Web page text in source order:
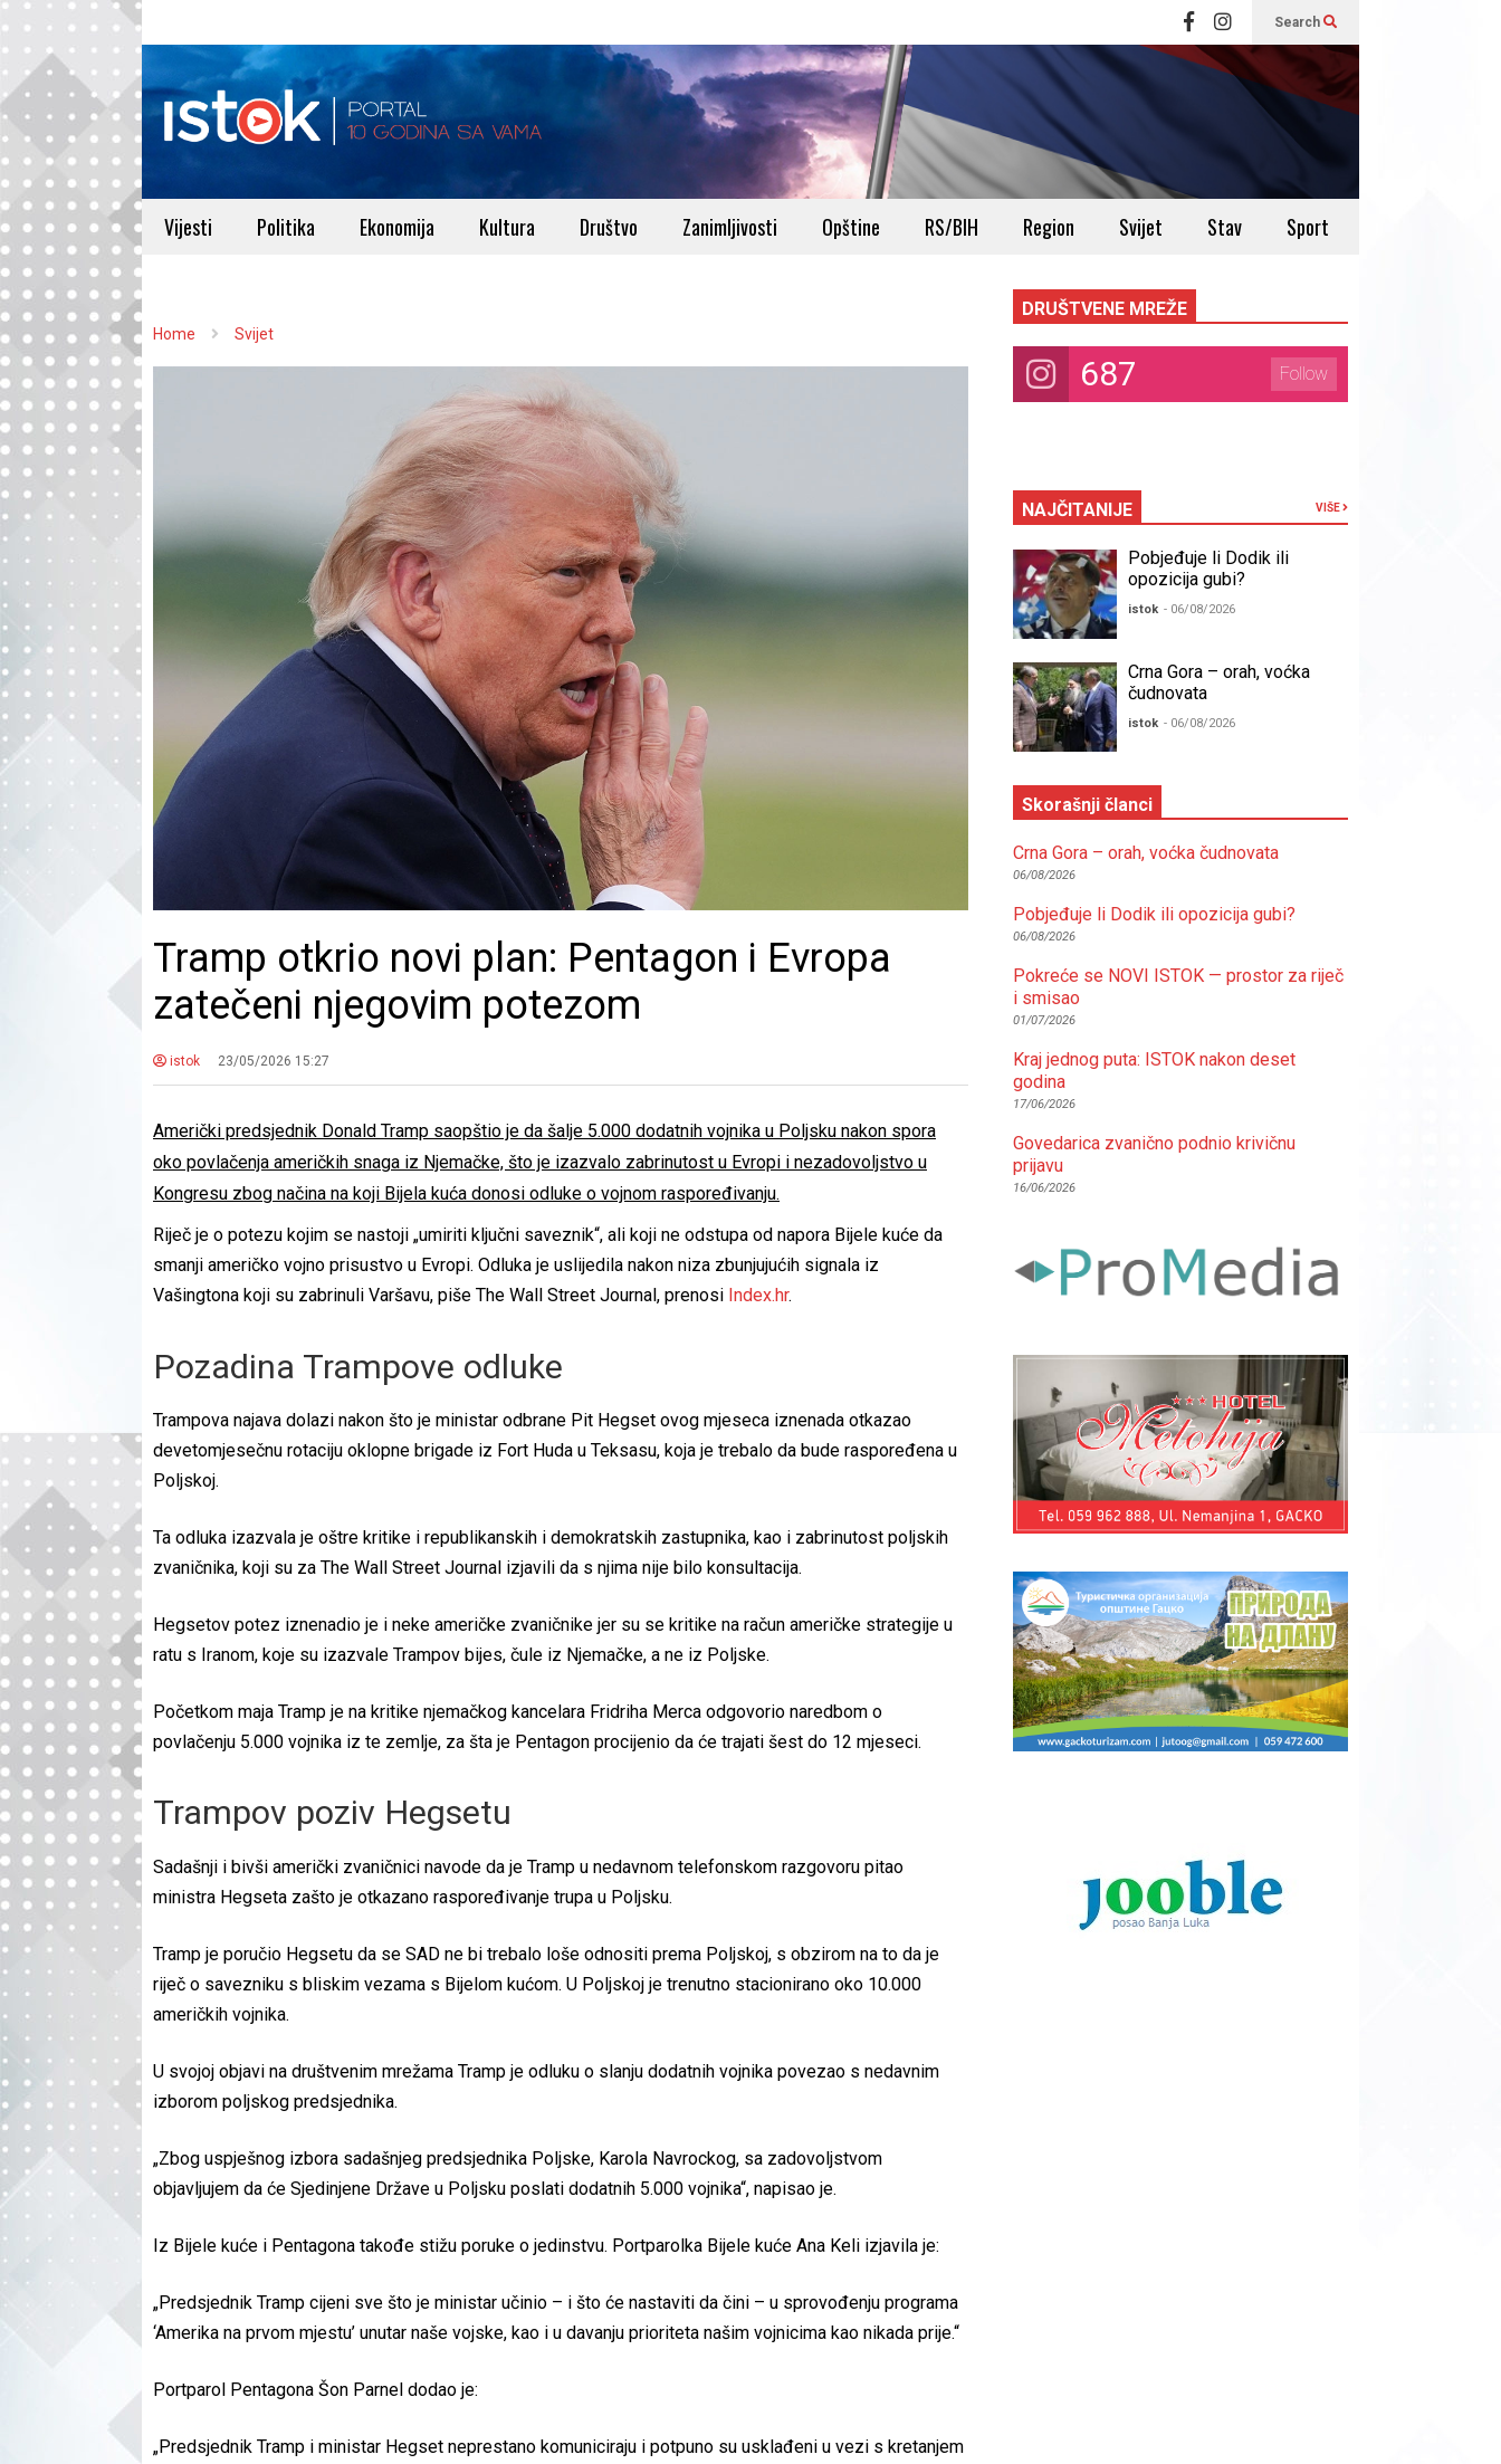
Search
Vijesti Politika Ekonomija Kultura Društvo Zanimljivosti Opštine RS/BIH Region Svijet Stav Sport
Home Svijet
Tramp otkrio novi plan: Pentagon i Evropa
zatečeni njegovim potezom
istok 23/05/2026 15:27
Američki predsjednik Donald Tramp saopštio je da šalje 5.000 dodatnih vojnika u Poljsku nakon spora
oko povlačenja američkih snaga iz Njemačke, što je izazvalo zabrinutost u Evropi i nezadovoljstvo u
Kongresu zbog načina na koji Bijela kuća donosi odluke o vojnom raspoređivanju.
Riječ je o potezu kojim se nastoji „umiriti ključni saveznik“, ali koji ne odstupa od napora Bijele kuće da
smanji američko vojno prisustvo u Evropi. Odluka je uslijedila nakon niza zbunjujućih signala iz
Vašingtona koji su zabrinuli Varšavu, piše The Wall Street Journal, prenosi Index.hr.
Pozadina Trampove odluke
Trampova najava dolazi nakon što je ministar odbrane Pit Hegset ovog mjeseca iznenada otkazao
devetomjesečnu rotaciju oklopne brigade iz Fort Huda u Teksasu, koja je trebalo da bude raspoređena u
Poljskoj.
Ta odluka izazvala je oštre kritike i republikanskih i demokratskih zastupnika, kao i zabrinutost poljskih
zvaničnika, koji su za The Wall Street Journal izjavili da s njima nije bilo konsultacija.
Hegsetov potez iznenadio je i neke američke zvaničnike jer su se kritike na račun američke strategije u
ratu s Iranom, koje su izazvale Trampov bijes, čule iz Njemačke, a ne iz Poljske.
Početkom maja Tramp je na kritike njemačkog kancelara Fridriha Merca odgovorio naredbom o
povlačenju 5.000 vojnika iz te zemlje, za šta je Pentagon procijenio da će trajati šest do 12 mjeseci.
Trampov poziv Hegsetu
Sadašnji i bivši američki zvaničnici navode da je Tramp u nedavnom telefonskom razgovoru pitao
ministra Hegseta zašto je otkazano raspoređivanje trupa u Poljsku.
Tramp je poručio Hegsetu da se SAD ne bi trebalo loše odnositi prema Poljskoj, s obzirom na to da je
riječ o savezniku s bliskim vezama s Bijelom kućom. U Poljskoj je trenutno stacionirano oko 10.000
američkih vojnika.
U svojoj objavi na društvenim mrežama Tramp je odluku o slanju dodatnih vojnika povezao s nedavnim
izborom poljskog predsjednika.
„Zbog uspješnog izbora sadašnjeg predsjednika Poljske, Karola Navrockog, sa zadovoljstvom
objavljujem da će Sjedinjene Države u Poljsku poslati dodatnih 5.000 vojnika“, napisao je.
Iz Bijele kuće i Pentagona takođe stižu poruke o jedinstvu. Portparolka Bijele kuće Ana Keli izjavila je:
„Predsjednik Tramp cijeni sve što je ministar učinio – i što će nastaviti da čini – u sprovođenju programa
‘Amerika na prvom mjestu’ unutar naše vojske, kao i u davanju prioriteta našim vojnicima kao nikada prije.“
Portparol Pentagona Šon Parnel dodao je:
„Predsjednik Tramp i ministar Hegset neprestano komuniciraju i potpuno su usklađeni u vezi s kretanjem
DRUŠTVENE MREŽE
687 Follow
NAJČITANIJE VIŠE
Pobjeđuje li Dodik ili
opozicija gubi?
istok - 06/08/2026
Crna Gora – orah, voćka
čudnovata
istok - 06/08/2026
Skorašnji članci
Crna Gora – orah, voćka čudnovata
06/08/2026
Pobjeđuje li Dodik ili opozicija gubi?
06/08/2026
Pokreće se NOVI ISTOK — prostor za riječ
i smisao
01/07/2026
Kraj jednog puta: ISTOK nakon deset
godina
17/06/2026
Govedarica zvanično podnio krivičnu
prijavu
16/06/2026